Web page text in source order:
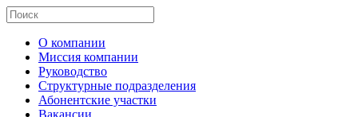
О компании
Миссия компании
Руководство
Структурные подразделения
Абонентские участки
Вакансии